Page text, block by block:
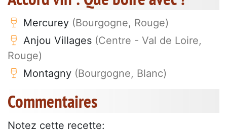
Mercurey (Bourgogne, Rouge)
Anjou Villages (Centre - Val de Loire,
Rouge)
Montagny (Bourgogne, Blanc)
Commentaires
Notez cette recette: